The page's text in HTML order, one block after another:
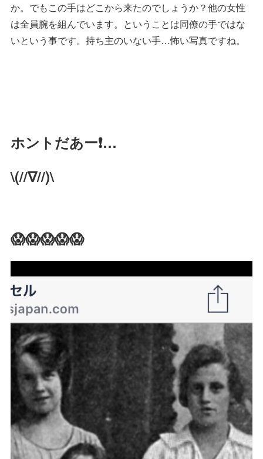
か。でもこの手はどこから来たのでしょうか？他の女性
は全員腕を組んでいます。ということは同僚の手ではな
いという事です。持ち主のいない手…怖い写真ですね。
ホントだあー❗️…
\(//∇//)\
😱😱😱😱😱